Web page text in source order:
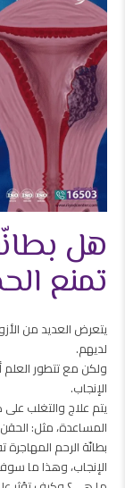
هل
تمنع
يتعرض العديد من
لديهم.
ولكن مع تتطور
الإنجاب.
يتم علاج والتغلب
المساعدة، مثل: الحقن
بطانّة الرحم
الإنجاب، وهذا ما